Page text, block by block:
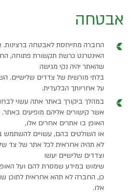
אבטחה
החברה מתייחסת לאבטחה ברצינות.
האינטרנט כרשת תקשורת פתוחה,
שהאתר יהיה נקי מגישה
בלתי מורשית של צדדים שלישיים.
על אחריותך הבלעדית.
במהלך ביקורך באתר אתה עשוי
אשר קישורים אליהם מופיעים
האופן בו אתרים אחרים אלו,
או השולטים בהם, עשויים
לא תהיה אחראית לכל אתר של צד
וצדדים שלישיים יעשו
שימוש במידע שמסרת להם ועל
כן, החברה לא תהא אחראית לתוכן
אלו.